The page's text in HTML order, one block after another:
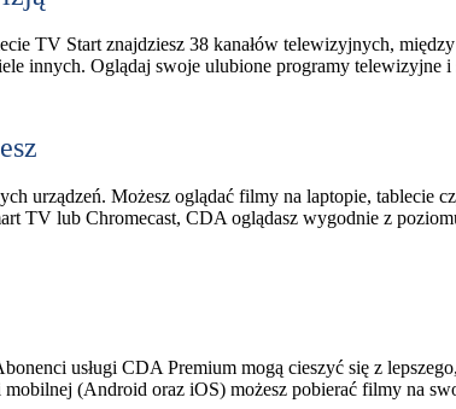
TV Start znajdziesz 38 kanałów telewizyjnych,
innych. Oglądaj swoje ulubione programy telewizyjne i
urządzeń. Możesz oglądać filmy na laptopie, tablecie
TV lub Chromecast, CDA oglądasz wygodnie z
usługi CDA Premium mogą cieszyć się z
(Android oraz iOS) możesz pobierać filmy na